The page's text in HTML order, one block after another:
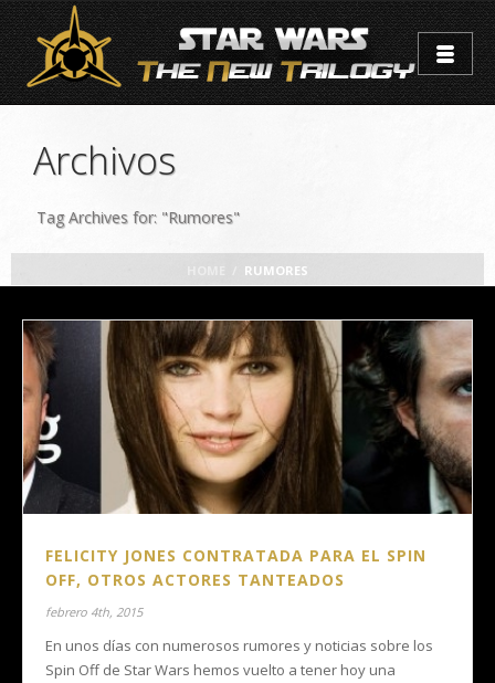
Archivos
Tag Archives for: "Rumores"
RUMORES
FELICITY JONES CONTRATADA PARA EL SPIN
OFF, OTROS ACTORES TANTEADOS
febrero 4th, 2015
En unos días con numerosos rumores y noticias sobre los
Spin Off de Star Wars hemos vuelto a tener hoy una